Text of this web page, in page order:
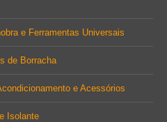
e Ferramentas Universais
de Borracha
e Acessórios
Isolante